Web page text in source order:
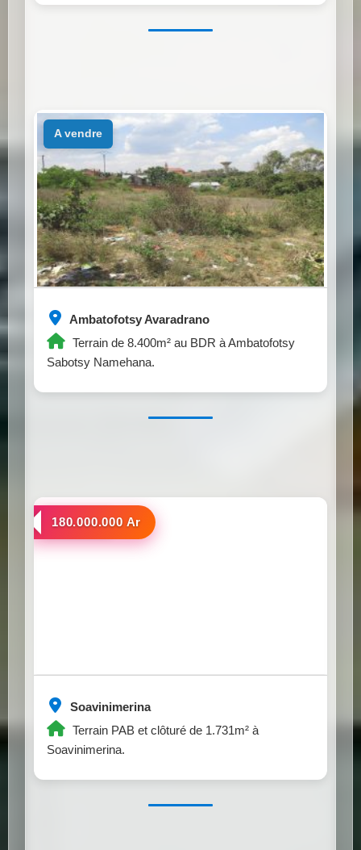
Ambatofotsy Avaradrano
Terrain de 8.400m² au BDR à Ambatofotsy
Sabotsy Namehana.
a vendre
Soavinimerina
Terrain PAB et clôturé de 1.731m² à
Soavinimerina.
a vendre
180.000.000 Ar